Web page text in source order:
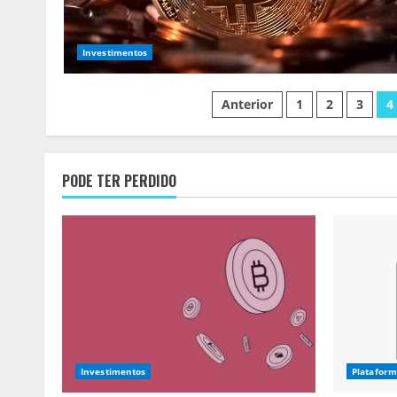
Investimentos
Paginação
dos
Anterior 1 2 3 4
PODE TER PERDIDO
Investimentos